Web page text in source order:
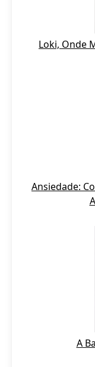
Loki, Onde
Ansiedade:
A